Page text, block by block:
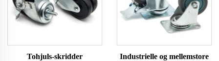
Tohjuls-skridder
Industrielle og mellemstore